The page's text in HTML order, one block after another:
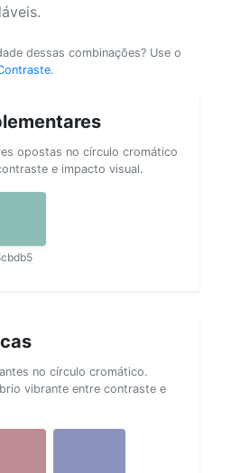
dessas combinações? Use o
.
opostas no círculo cromático
e impacto visual.
no círculo cromático.
vibrante entre contraste e